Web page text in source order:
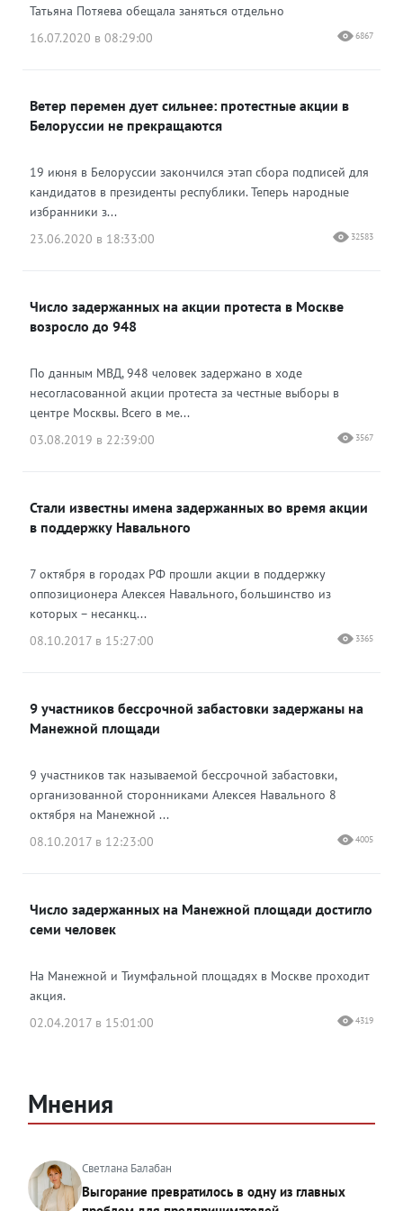
Татьяна Потяева обещала заняться отдельно
16.07.2020 в 08:29:00
6867
Ветер перемен дует сильнее: протестные акции в
Белоруссии не прекращаются
19 июня в Белоруссии закончился этап сбора подписей для
кандидатов в президенты республики. Теперь народные
избранники з...
23.06.2020 в 18:33:00
32583
Число задержанных на акции протеста в Москве
возросло до 948
По данным МВД, 948 человек задержано в ходе
несогласованной акции протеста за честные выборы в
центре Москвы. Всего в ме...
03.08.2019 в 22:39:00
3567
Стали известны имена задержанных во время акции
в поддержку Навального
7 октября в городах РФ прошли акции в поддержку
оппозиционера Алексея Навального, большинство из
которых – несанкц...
08.10.2017 в 15:27:00
3365
9 участников бессрочной забастовки задержаны на
Манежной площади
9 участников так называемой бессрочной забастовки,
организованной сторонниками Алексея Навального 8
октября на Манежной ...
08.10.2017 в 12:23:00
4005
Число задержанных на Манежной площади достигло
семи человек
На Манежной и Тиумфальной площадях в Москве проходит
акция.
02.04.2017 в 15:01:00
4319
Мнения
Светлана Балабан
Выгорание превратилось в одну из главных